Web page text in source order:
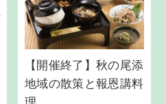
【開催終了】秋の尾添
地域の散策と報恩講料